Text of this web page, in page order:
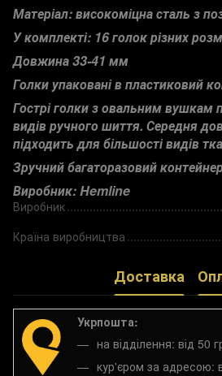
Матеріал: високоміцна сталь з
У комплекті: 16 голок різних
Довжина 33-41 мм
Голки упаковані в пластиковий
Гострі голки з овальним вушкам
видів ручного шиття. Середня
підходить для більшості видів
Зручний багаторазовий
Виробник: Hemline
Виробник
Країна виробництва
Доставка
Укрпошта:
на відділення: від 50
кур'єром за адресою: